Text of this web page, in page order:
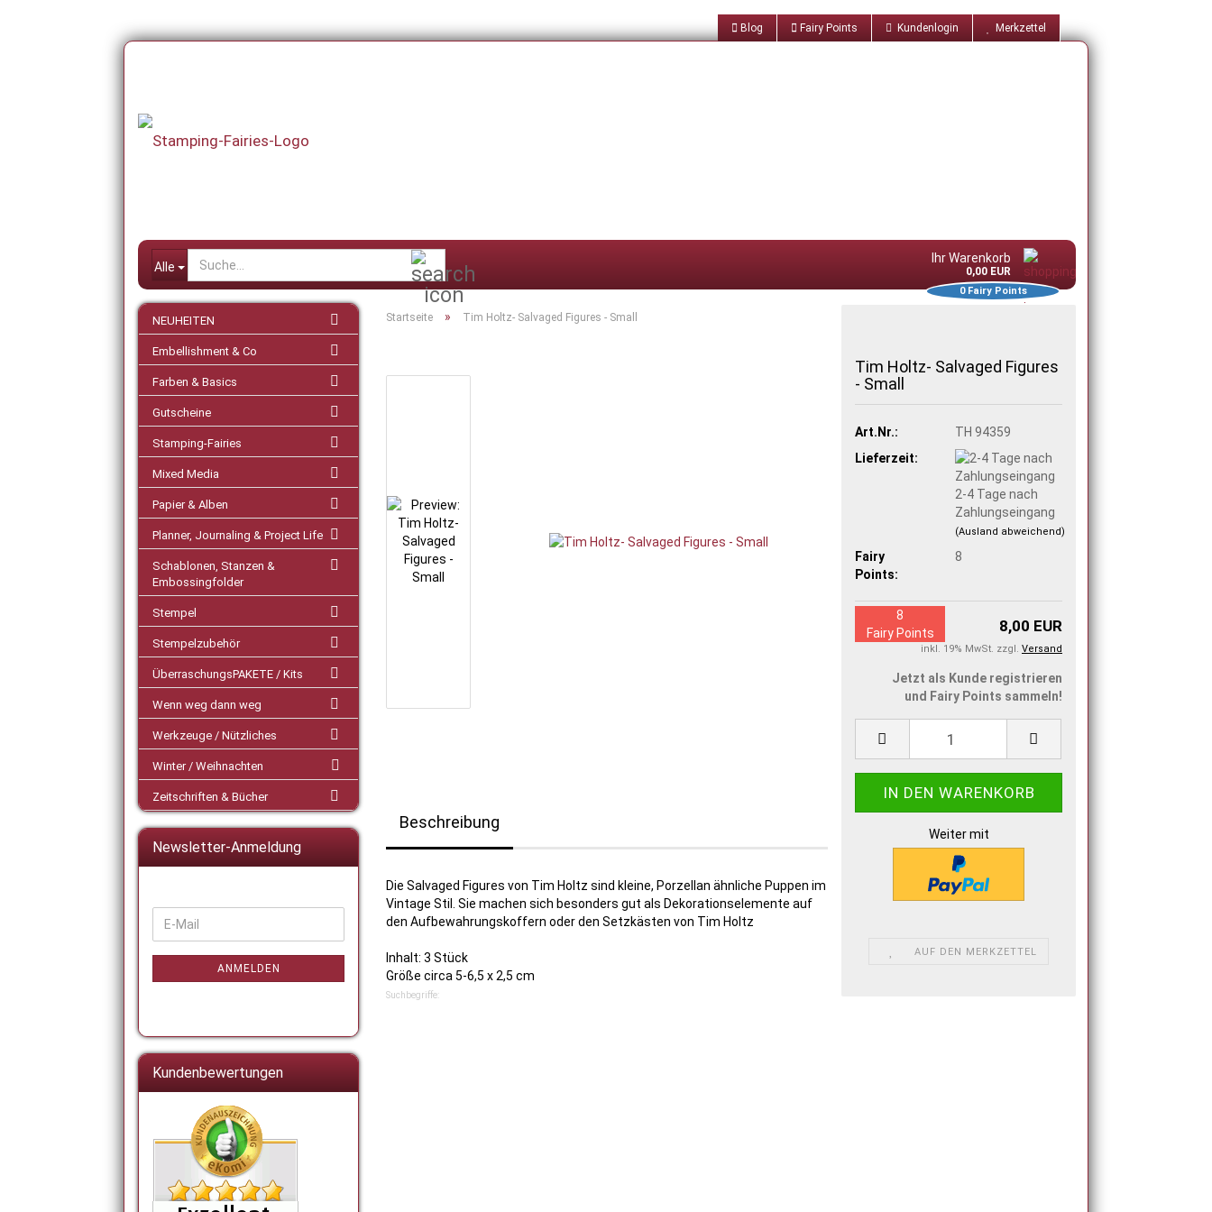
Blog Fairy Points Kundenlogin Merkzettel
Alle
Ihr Warenkorb
0,00 EUR
0Fairy Points
Startseite » Tim Holtz- Salvaged Figures - Small
Tim Holtz- Salvaged Figures
- Small
Art.Nr.:
TH 94359
Lieferzeit:
2-4 Tage nach
Zahlungseingang
(Ausland abweichend)
Fairy
Points:
8
8,00 EUR
inkl. 19% MwSt. zzgl. Versand
8
Fairy Points
Jetzt als Kunde registrieren
und Fairy Points sammeln!
Weiter mit
AUF DEN MERKZETTEL
Beschreibung
Die Salvaged Figures von Tim Holtz sind kleine, Porzellan ähnliche Puppen im
Vintage Stil. Sie machen sich besonders gut als Dekorationselemente auf
den Aufbewahrungskoffern oder den Setzkästen von Tim Holtz
Inhalt: 3 Stück
Größe circa 5-6,5 x 2,5 cm
Suchbegriffe:
NEUHEITEN
Embellishment & Co
Farben & Basics
Gutscheine
Stamping-Fairies
Mixed Media
Papier & Alben
Planner, Journaling & Project Life
Schablonen, Stanzen &
Embossingfolder
Stempel
Stempelzubehör
ÜberraschungsPAKETE / Kits
Wenn weg dann weg
Werkzeuge / Nützliches
Winter / Weihnachten
Zeitschriften & Bücher
Newsletter-Anmeldung
ZUR
ANMELDUNG
E-
Mail
ANMELDEN
Kundenbewertungen